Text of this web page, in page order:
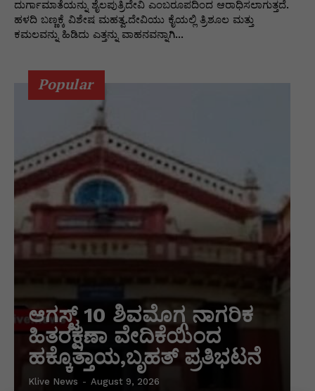
ದುರ್ಗಾಮಾತೆಯನ್ನು ಶೈಲಪುತ್ರಿದೇವಿ ಎಂಬರೂಪದಿಂದ ಆರಾಧಿಸಲಾಗುತ್ತದೆ.
ಹಳದಿ ಬಣ್ಣಕ್ಕೆ ವಿಶೇಷ ಮಹತ್ವ.ದೇವಿಯು ಕೈಯಲ್ಲಿ ತ್ರಿಶೂಲ ಮತ್ತು
ಕಮಲವನ್ನು ಹಿಡಿದು ಎತ್ತನ್ನು ವಾಹನವನ್ನಾಗಿ...
Popular
ಆಗಸ್ಟ್ 10 ಶಿವಮೊಗ್ಗ ನಾಗರಿಕ
ಹಿತರಕ್ಷಣಾ ವೇದಿಕೆಯಿಂದ
ಹಕ್ಕೊತ್ತಾಯ,ಬೃಹತ್ ಪ್ರತಿಭಟನೆ
Klive News - August 9, 2026